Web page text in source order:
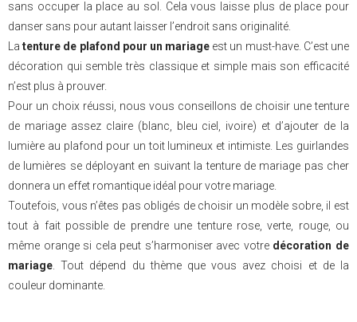
sans occuper la place au sol. Cela vous laisse plus de place pour
danser sans pour autant laisser l’endroit sans originalité.
Latenture de plafond pour un mariage est un must-have. C’est une
décoration qui semble très classique et simple mais son efficacité
n’est plus à prouver.
Pour un choix réussi, nous vous conseillons de choisir une tenture
de mariage assez claire (blanc, bleu ciel, ivoire) et d’ajouter de la
lumière au plafond pour un toit lumineux et intimiste. Les guirlandes
de lumières se déployant en suivant la tenture de mariage pas cher
donnera un effet romantique idéal pour votre mariage.
Toutefois, vous n’êtes pas obligés de choisir un modèle sobre, il est
tout à fait possible de prendre une tenture rose, verte, rouge, ou
même orange si cela peut s’harmoniser avec votre décoration de
mariage . Tout dépend du thème que vous avez choisi et de la
couleur dominante.